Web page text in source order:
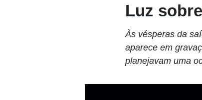
Luz
Às vésperas da
aparece em
planejavam uma